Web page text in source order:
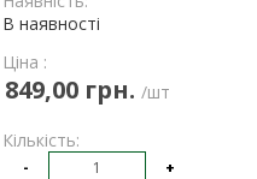
В наявності
Ціна :
849,00 грн. /шт
Кількість:
- +